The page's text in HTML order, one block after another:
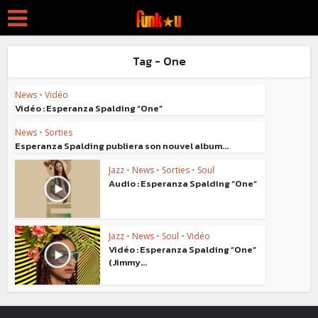
Tag - One
News • Vidéo
Vidéo : Esperanza Spalding “One”
News • Sorties
Esperanza Spalding publiera son nouvel album...
Jazz • News • Sorties • Soul
Audio : Esperanza Spalding “One”
Jazz • News • Soul • Vidéo
Vidéo : Esperanza Spalding “One”
(Jimmy...